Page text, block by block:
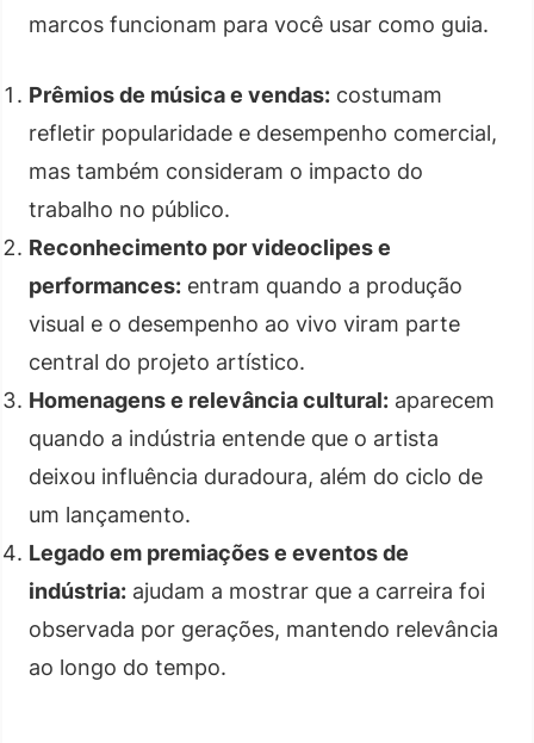
marcos funcionam para você usar como guia.
Prêmios de música e vendas: costumam
refletir popularidade e desempenho comercial,
mas também consideram o impacto do
trabalho no público.
Reconhecimento por videoclipes e
performances: entram quando a produção
visual e o desempenho ao vivo viram parte
central do projeto artístico.
Homenagens e relevância cultural: aparecem
quando a indústria entende que o artista
deixou influência duradoura, além do ciclo de
um lançamento.
Legado em premiações e eventos de
indústria: ajudam a mostrar que a carreira foi
observada por gerações, mantendo relevância
ao longo do tempo.